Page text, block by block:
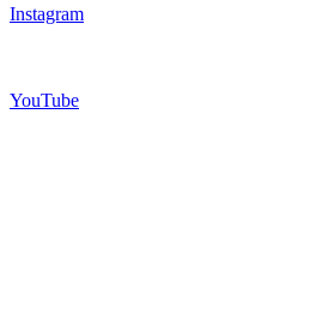
Instagram
YouTube